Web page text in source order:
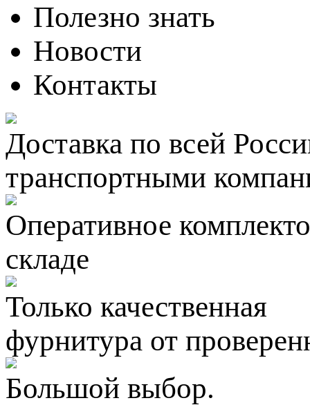
Полезно знать
Новости
Контакты
Доставка по всей
транспортными
Оперативное
складе
Только качественная
фурнитура от
Большой выбор.